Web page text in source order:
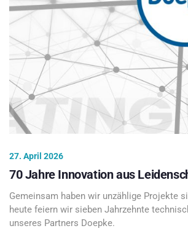
27. April 2026
70 Jahre Innovation aus
Gemeinsam haben wir unzählige Projekte
heute feiern wir sieben Jahrzehnte
unseres Partners Doepke.